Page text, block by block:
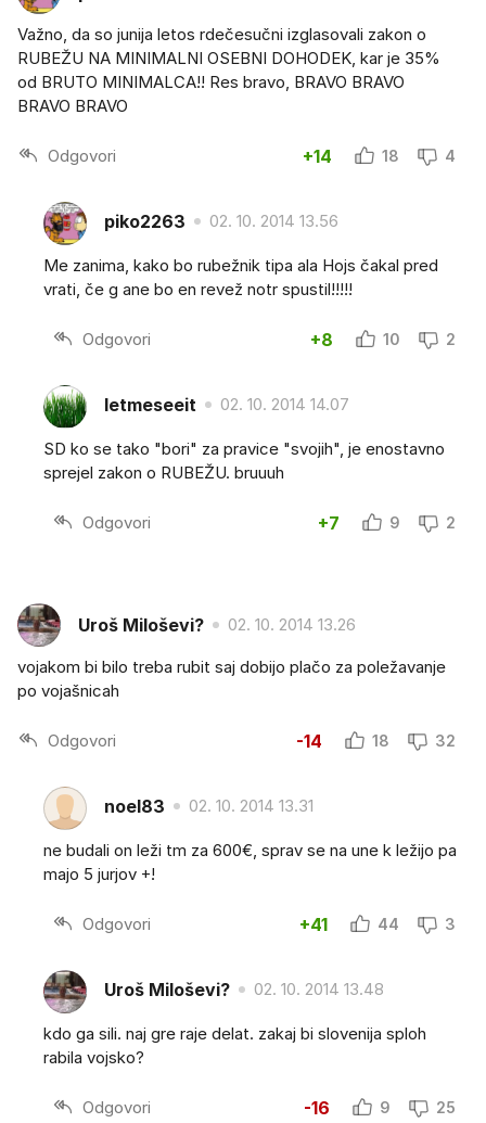
Važno, da so junija letos rdečesučni izglasovali zakon o
RUBEŽU NA MINIMALNI OSEBNI DOHODEK, kar je 35%
od BRUTO MINIMALCA!! Res bravo, BRAVO BRAVO
BRAVO BRAVO
Odgovori +14 18 4
piko2263 02. 10. 2014 13.56
Me zanima, kako bo rubežnik tipa ala Hojs čakal pred
vrati, če g ane bo en revež notr spustil!!!!!
Odgovori +8 10 2
letmeseeit 02. 10. 2014 14.07
SD ko se tako "bori" za pravice "svojih", je enostavno
sprejel zakon o RUBEŽU. bruuuh
Odgovori +7 9 2
Uroš Miloševi? 02. 10. 2014 13.26
vojakom bi bilo treba rubit saj dobijo plačo za poležavanje
po vojašnicah
Odgovori -14 18 32
noel83 02. 10. 2014 13.31
ne budali on leži tm za 600€, sprav se na une k ležijo pa
majo 5 jurjov +!
Odgovori +41 44 3
Uroš Miloševi? 02. 10. 2014 13.48
kdo ga sili. naj gre raje delat. zakaj bi slovenija sploh
rabila vojsko?
Odgovori -16 9 25